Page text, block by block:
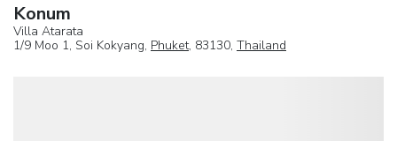
Konum
Villa Atarata
1/9 Moo 1, Soi Kokyang, Phuket, 83130, Thailand